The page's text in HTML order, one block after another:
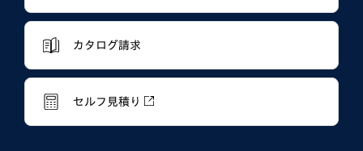
カタログ請求
セルフ見積り